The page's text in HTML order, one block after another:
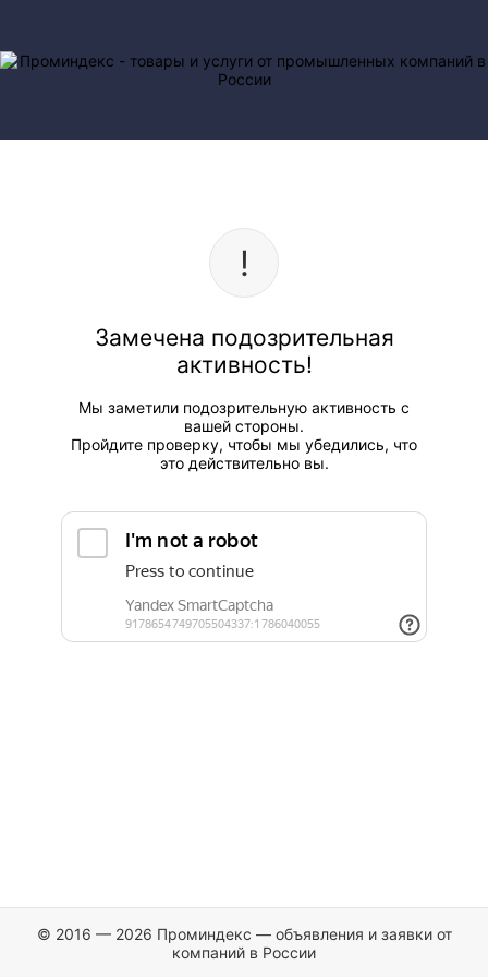
Замечена подозрительная
активность!
Мы заметили подозрительную активность с
вашей стороны.
Пройдите проверку, чтобы мы убедились, что
это действительно вы.
© 2016 — 2026 Проминдекс — объявления и заявки от
компаний в России